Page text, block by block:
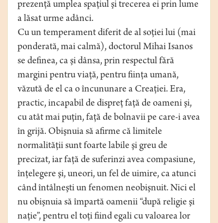
prezenţă umplea spaţiul şi trecerea ei prin lume
a lăsat urme adânci.
Cu un temperament diferit de al soţiei lui (mai
ponderată, mai calmă), doctorul Mihai Isanos
se definea, ca şi dânsa, prin respectul fără
margini pentru viaţă, pentru fiinţa umană,
văzută de el ca o încununare a Creaţiei. Era,
practic, incapabil de dispreţ faţă de oameni şi,
cu atât mai puţin, faţă de bolnavii pe care-i avea
în grijă. Obişnuia să afirme că limitele
normalităţii sunt foarte labile şi greu de
precizat, iar faţă de suferinzi avea compasiune,
înţelegere şi, uneori, un fel de uimire, ca atunci
când întâlneşti un fenomen neobişnuit. Nici el
nu obişnuia să împartă oamenii “după religie şi
naţie”, pentru el toţi fiind egali cu valoarea lor